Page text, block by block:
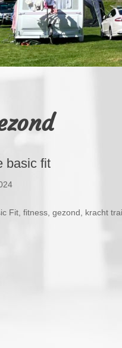
basic fit
Fit ,fitness ,gezond kracht